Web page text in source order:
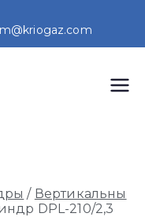
Производство и поставки
/ Вертикальны
DPL-210/2,3